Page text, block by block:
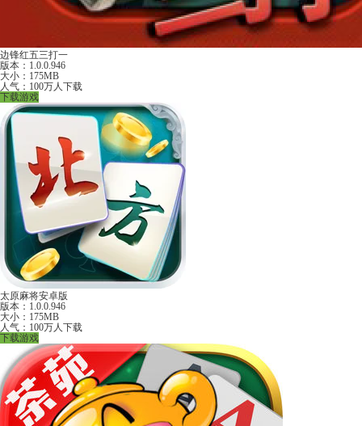
边锋红五三打一
版本：1.0.0.946
大小：175MB
人气：100万人下载
下载游戏
太原麻将安卓版
版本：1.0.0.946
大小：175MB
人气：100万人下载
下载游戏